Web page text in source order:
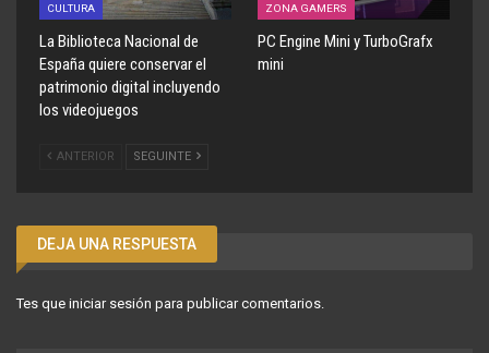
CULTURA
La Biblioteca Nacional de
España quiere conservar el
patrimonio digital incluyendo
los videojuegos
ZONA GAMERS
PC Engine Mini y TurboGrafx
mini
ANTERIOR SEGUINTE
DEJA UNA RESPUESTA
Tes que iniciar sesión para publicar comentarios.